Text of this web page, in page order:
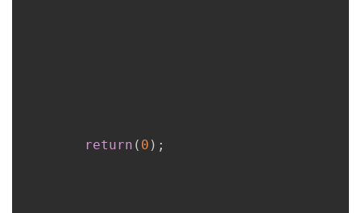
return ( 0 ) ;